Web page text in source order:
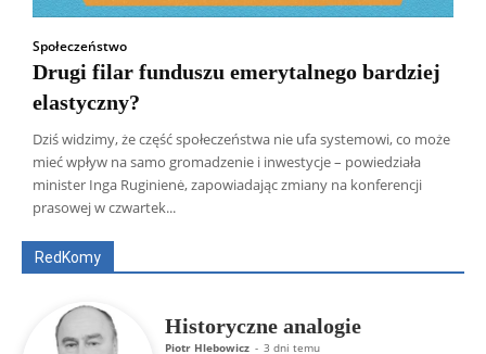
Społeczeństwo
Drugi filar funduszu emerytalnego bardziej
elastyczny?
Dziś widzimy, że część społeczeństwa nie ufa systemowi, co może
mieć wpływ na samo gromadzenie i inwestycje – powiedziała
minister Inga Ruginienė, zapowiadając zmiany na konferencji
prasowej w czwartek...
RedKomy
Wszyscy Aleksander Borowik
Antoni Radczenko
Artur Płokszto
Grzegorz Górny
ks. Jarosław Wąsowicz SDB
Historyczne analogie
Piotr Hlebowicz - 3 dni temu